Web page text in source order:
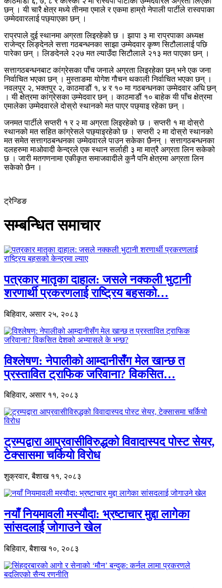
छन् । यी चारै क्षेत्र मध्ये तीनमा एमाले र एकमा हाम्रो नेपाली पार्टीले रास्वपाका
उम्मेदवारलाई पछ्याएका छन् ।
राप्रपाले दुई स्थानमा अग्रता लिइरहेको छ । झापा ३ मा राप्रपाका अध्यक्ष
राजेन्द्र लिङ्देनले सत्ता गठबन्धनका साझा उम्मेदवार कृष्ण सिटौलालाई पछि
पारेका छन् । लिङदेनले २२७ मत ल्याउँदा सिटौलाले २१३ मत पाएका छन् ।
सत्तागठबन्धनबाट कांग्रेसका पाँच जनाले अग्रता लिइरहेका छन् भने एक जना
निर्वाचित भएका छन् । मुस्ताङमा योगेश गौचन थकाली निर्वाचित भएका छन् ।
नवलपुर २, भक्तपुर २, काठमाडौं १, ४ र १० मा गठबन्धनका उम्मेदवार अघि छन्
। यी क्षेत्रमा कांग्रेसका उम्मेदवार छन् । काठमाडौं १० बाहेक यी पाँच क्षेत्रमा
एमालेका उम्मेदवारले दोस्रो स्थानको मत पाएर पछ्याइ रहेका छन् ।
जनमत पार्टीले सप्तरी १ र २ मा अग्रता लिइरहेको छ । सप्तरी १ मा दोस्रो
स्थानको मत सहित कांग्रेसले पछ्याइरहेको छ । सप्तरी २ मा दोस्रो स्थानको
मत समेत सत्तागठबन्धनका उम्मेदवारले पाउन सकेका छैनन् । सत्तागठबन्धनका
दलहरुमा माओवादी केन्द्रले एक स्थान सर्लाही ३ मा मात्रै अग्रता लिन सकेको
छ । जारी मतगणनामा एकीकृत समाजवादीले कुनै पनि क्षेत्रमा अग्रता लिन
सकेको छैन ।
ट्रेन्डिङ
सम्बन्धित समाचार
पत्रकार मातृका दाहाल: जसले नक्कली भुटानी
शरणार्थी प्रकरणलाई राष्ट्रिय बहसको…
बिहिवार, असार २५, २०८३
विश्लेषण: नेपालीको आम्दानीसँग मेल खान्छ त
प्रस्तावित ट्राफिक जरिवाना? विकसित…
बिहिवार, असार ११, २०८३
ट्रम्पद्वारा आप्रवासीविरुद्धको विवादास्पद पोस्ट सेयर,
टेक्सासमा चर्कियो विरोध
शुक्रवार, बैशाख ११, २०८३
नयाँ नियमावली मस्यौदा: भ्रष्टाचार मुद्दा लागेका
सांसदलाई जोगाउने खेल
बिहिवार, बैशाख १०, २०८३